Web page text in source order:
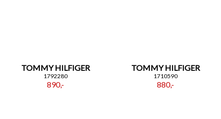
TOMMY HILFIGER
1792280
890,-
TOMMY HILFIGER
1710590
880,-